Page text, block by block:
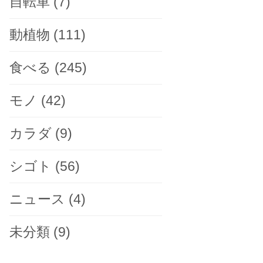
動植物 (111)
食べる (245)
モノ (42)
カラダ (9)
シゴト (56)
ニュース (4)
未分類 (9)